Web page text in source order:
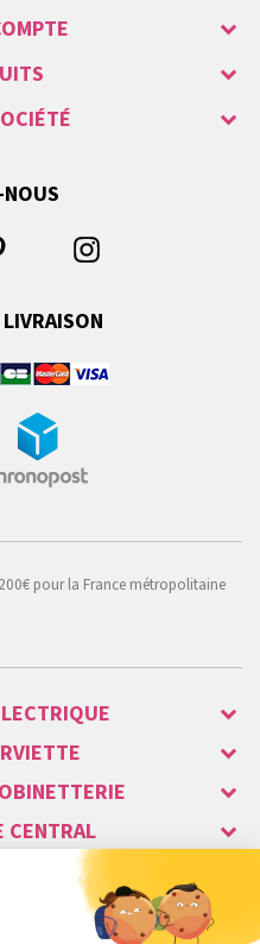
pour la France métropolitaine
CENTRAL